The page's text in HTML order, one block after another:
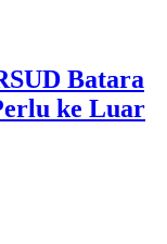
Batara
ke Luar